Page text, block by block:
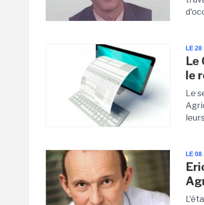
LE
le
Le
LE 08